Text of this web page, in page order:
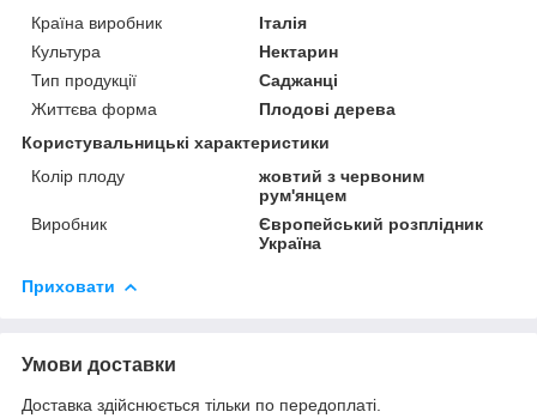
Країна виробник
Італія
Культура
Нектарин
Тип продукції
Саджанці
Життєва форма
Плодові дерева
Користувальницькі характеристики
Колір плоду
жовтий з червоним
рум'янцем
Виробник
Європейський розплідник
Україна
Приховати
Умови доставки
Доставка здійснюється тільки по передоплаті.